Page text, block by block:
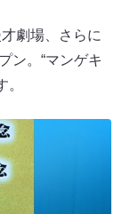
劇場、さらに
ン。“マンゲキ